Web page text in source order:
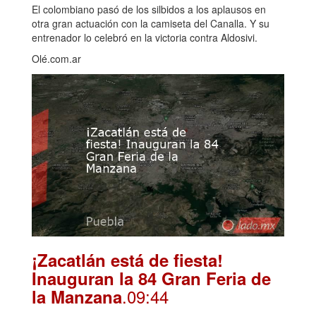
El colombiano pasó de los silbidos a los aplausos en
otra gran actuación con la camiseta del Canalla. Y su
entrenador lo celebró en la victoria contra Aldosivi.
Olé.com.ar
¡Zacatlán está de fiesta!
Inauguran la 84 Gran Feria de
la Manzana.09:44